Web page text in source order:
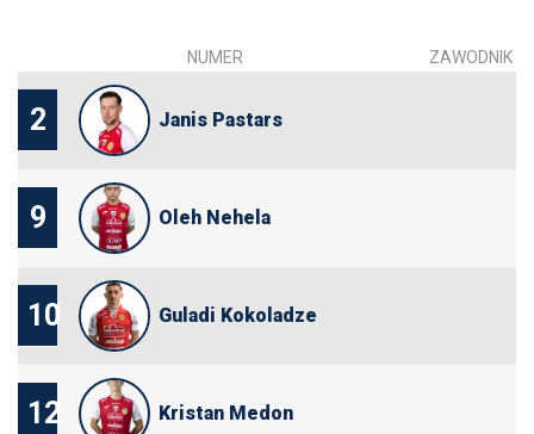
NUMER ZAWODNIK
2 Janis Pastars
9 Oleh Nehela
10 Guladi Kokoladze
12 Kristan Medon